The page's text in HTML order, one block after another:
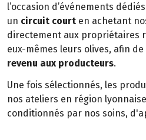
l’occasion d’événements
un circuit court en achetant
directement aux propriétaires
eux-mêmes leurs olives, afin de
revenu aux producteurs.
Une fois sélectionnés, les
nos ateliers en région
conditionnés par nos soins,